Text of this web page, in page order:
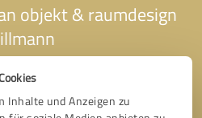
Inhalte und Anzeigen zu
objekt & raumdesign